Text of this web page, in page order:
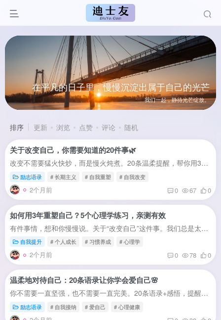
在平凡的日子里，慢慢沉淀出属于自己的
我们一起，静待光芒绽
感谢有你，奔赴更好的自
每一段成长，都有「迪士友」陪
在平凡的日子里，慢慢沉淀出属于自己的光芒
我们一起，静待光芒绽放。
感谢有你，奔赴更好的自己~
每一段成长，都有「迪士友」陪伴！
排序 更新 浏览 点赞 评论 随机
关于改变自己，你需要知道的20件事🌿
改变不需要猛火快炒，而是慢火炖煮。20条温柔提醒，帮你用3年时间，温柔地雕琢自己。有件事情，想和你慢慢说。不是“你应该怎样”，也不是“你做错了什么”。只是——如果你也在尝试改变自己，...
励志语录 # 长期主义 # 自我重塑 # 自我改变
2个月前 0 67 0
如何用3年重塑自己？5个心理学练习，亲测有效
有件事情，想和你慢慢说。关于“改变自己”这件事。我们总是太着急——希望一个月内瘦20斤，希望三个月内掌握一门新技能，希望一年之内“彻底改变自己”。但真正持久的改变，从来不是“猛火快炒...
自我提升 # 个人成长 # 习惯养成 # 心理学
2个月前 0 78 0
温柔地对待自己：20条语录让你学会爱自己🌸
你不需要一直坚强，也不需要一直完美。20条语录+感悟，提醒你温柔地对待自己，像对待最好的朋友那样。有件事情，想和你分享。不是什么大道理，也不是“你应该怎么做”。只是一些话，或许你很久...
励志语录 # 自我接纳 # 爱自己 # 心理健康